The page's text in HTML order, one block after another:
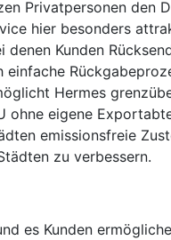
Privatpersonen den
hier besonders
Kunden
Hermes
ohne eigene
emissionsfreie
zu verbessern.
es Kunden